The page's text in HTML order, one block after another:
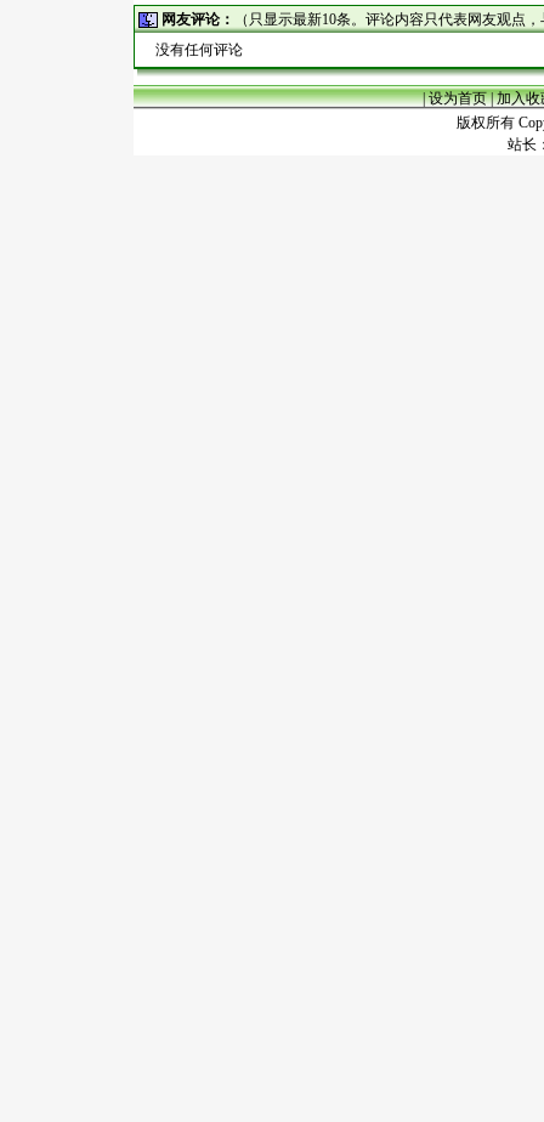
网友评论：
（只显示最新10条。评论内容只代表网友观点
没有任何评论
|设为首页|加入收
版权所有
站长